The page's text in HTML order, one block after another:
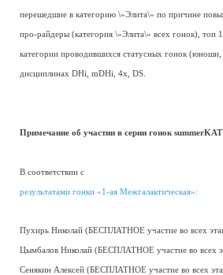
перешедшие в категорию \»Элита\» по причине
про-райдеры (категория \»Элита\» всех гонок), топ
категории проводившихся статусных гонок
дисциплинах DHi, mDHi, 4x, DS.
Примечание об участии в серии гонок
В соответствии с
результатами гонки «1-ая Межгалактическая»:
Пухирь Николай (БЕСПЛАТНОЕ участие во всех
Цымбалов Николай (БЕСПЛАТНОЕ участие во всех
Сенякин Алексей (БЕСПЛАТНОЕ участие во всех